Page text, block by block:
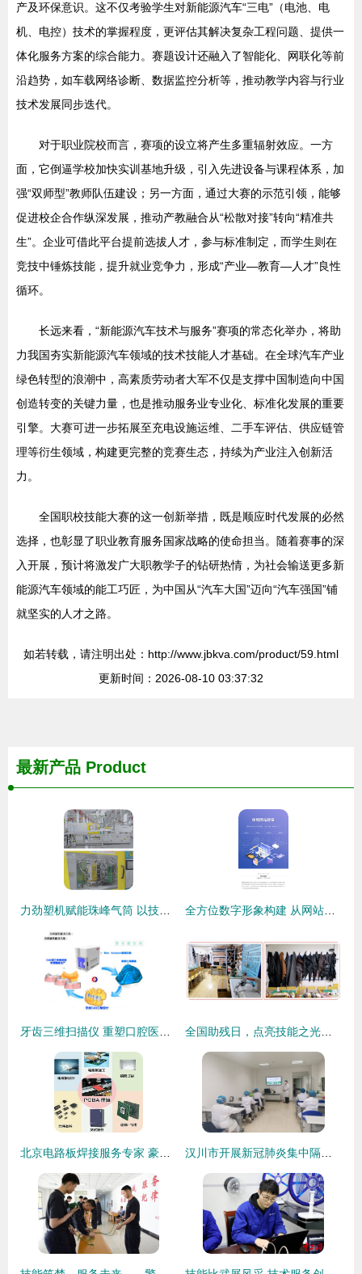
产及环保意识。这不仅考验学生对新能源汽车“三电”（电池、电
机、电控）技术的掌握程度，更评估其解决复杂工程问题、提供一
体化服务方案的综合能力。赛题设计还融入了智能化、网联化等前
沿趋势，如车载网络诊断、数据监控分析等，推动教学内容与行业
技术发展同步迭代。
对于职业院校而言，赛项的设立将产生多重辐射效应。一方
面，它倒逼学校加快实训基地升级，引入先进设备与课程体系，加
强“双师型”教师队伍建设；另一方面，通过大赛的示范引领，能够
促进校企合作纵深发展，推动产教融合从“松散对接”转向“精准共
生”。企业可借此平台提前选拔人才，参与标准制定，而学生则在
竞技中锤炼技能，提升就业竞争力，形成“产业—教育—人才”良性
循环。
长远来看，“新能源汽车技术与服务”赛项的常态化举办，将助
力我国夯实新能源汽车领域的技术技能人才基础。在全球汽车产业
绿色转型的浪潮中，高素质劳动者大军不仅是支撑中国制造向中国
创造转变的关键力量，也是推动服务业专业化、标准化发展的重要
引擎。大赛可进一步拓展至充电设施运维、二手车评估、供应链管
理等衍生领域，构建更完整的竞赛生态，持续为产业注入创新活
力。
全国职校技能大赛的这一创新举措，既是顺应时代发展的必然
选择，也彰显了职业教育服务国家战略的使命担当。随着赛事的深
入开展，预计将激发广大职教学子的钻研热情，为社会输送更多新
能源汽车领域的能工巧匠，为中国从“汽车大国”迈向“汽车强国”铺
就坚实的人才之路。
如若转载，请注明出处：http://www.jbkva.com/product/59.html
更新时间：2026-08-10 03:37:32
最新产品 Product